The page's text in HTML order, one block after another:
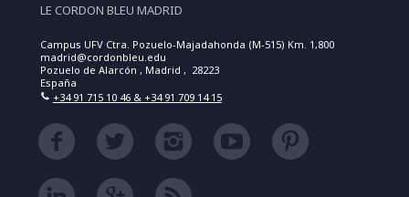
LE CORDON BLEU MADRID
Campus UFV Ctra. Pozuelo-Majadahonda (M-515) Km. 1,800
madrid@cordonbleu.edu
Pozuelo de Alarcón , Madrid , 28223
España
+34 91 715 10 46 & +34 91 709 14 15